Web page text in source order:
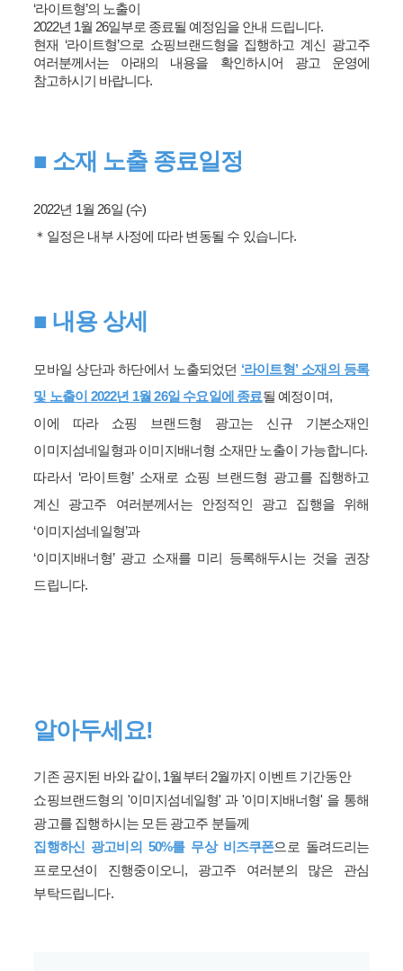
‘라이트형’의 노출이
2022년 1월 26일부로 종료될 예정임을 안내 드립니다.
현재 ‘라이트형’으로 쇼핑브랜드형을 집행하고 계신 광고주
여러분께서는 아래의 내용을 확인하시어 광고 운영에
참고하시기 바랍니다.
■ 소재 노출 종료일정
2022년 1월 26일 (수)
＊일정은 내부 사정에 따라 변동될 수 있습니다.
■ 내용 상세
모바일 상단과 하단에서 노출되었던 ‘라이트형’ 소재의 등록
및 노출이 2022년 1월 26일 수요일에 종료될 예정이며,
이에 따라 쇼핑 브랜드형 광고는 신규 기본소재인
이미지섬네일형과 이미지배너형 소재만 노출이 가능합니다.
따라서 ‘라이트형’ 소재로 쇼핑 브랜드형 광고를 집행하고
계신 광고주 여러분께서는 안정적인 광고 집행을 위해
‘이미지섬네일형’과
‘이미지배너형’ 광고 소재를 미리 등록해두시는 것을 권장
드립니다.
알아두세요!
기존 공지된 바와 같이, 1월부터 2월까지 이벤트 기간동안
쇼핑브랜드형의 '이미지섬네일형' 과 '이미지배너형' 을 통해
광고를 집행하시는 모든 광고주 분들께
집행하신 광고비의 50%를 무상 비즈쿠폰으로 돌려드리는
프로모션이 진행중이오니, 광고주 여러분의 많은 관심
부탁드립니다.